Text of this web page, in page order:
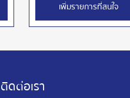
เพิ่มรายการที่สนใจ
ติดต่อเรา